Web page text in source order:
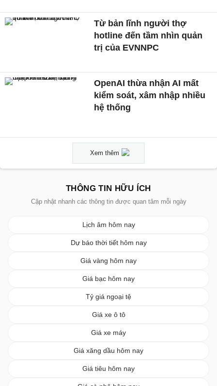
Từ bản lĩnh người thợ
hotline đến tầm nhìn quản
trị của EVNNPC
OpenAI thừa nhận AI mất
kiểm soát, xâm nhập nhiều
hệ thống
Xem thêm
THÔNG TIN HỮU ÍCH
Cập nhật nhanh các thông tin được quan tâm mỗi ngày
Lịch âm hôm nay
Dự báo thời tiết hôm nay
Giá vàng hôm nay
Giá bạc hôm nay
Tỷ giá ngoại tệ
Giá xe ô tô
Giá xe máy
Giá xăng dầu hôm nay
Giá tiêu hôm nay